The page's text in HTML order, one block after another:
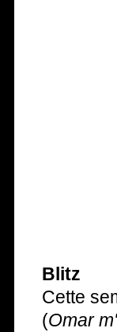
Blitz
Cette
(Omar